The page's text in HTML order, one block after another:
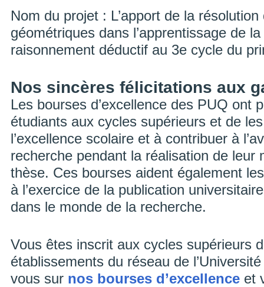
Nom du projet : L’apport de la
géométriques dans l’apprentissage de
raisonnement déductif au 3e cycle du
Nos sincères félicitations aux
Les bourses d’excellence des PUQ ont
étudiants aux cycles supérieurs et de
l’excellence scolaire et à contribuer à
recherche pendant la réalisation de leur
thèse. Ces bourses aident également
à l’exercice de la publication
dans le monde de la recherche.
Vous êtes inscrit aux cycles supérieurs
établissements du réseau de
vous sur nos bourses d’excellence et